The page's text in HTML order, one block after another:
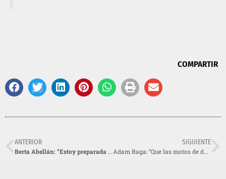
COMPARTIR
ANTERIOR
Berta Abellán: “Estoy preparada para desbancar a Emma Bristow”
SIGUIENTE
Adam Raga: “Que las motos de dos y cuatro tiempos compitan juntas en los Mundiales de trial es injusto”